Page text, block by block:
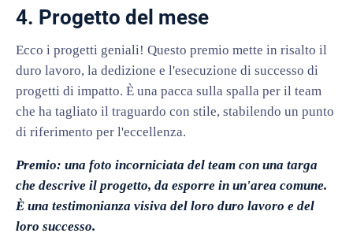
4. Progetto del mese
Ecco i progetti geniali! Questo premio mette in risalto il
duro lavoro, la dedizione e l'esecuzione di successo di
progetti di impatto. È una pacca sulla spalla per il team
che ha tagliato il traguardo con stile, stabilendo un punto
di riferimento per l'eccellenza.
Premio: una foto incorniciata del team con una targa
che descrive il progetto, da esporre in un'area comune.
È una testimonianza visiva del loro duro lavoro e del
loro successo.